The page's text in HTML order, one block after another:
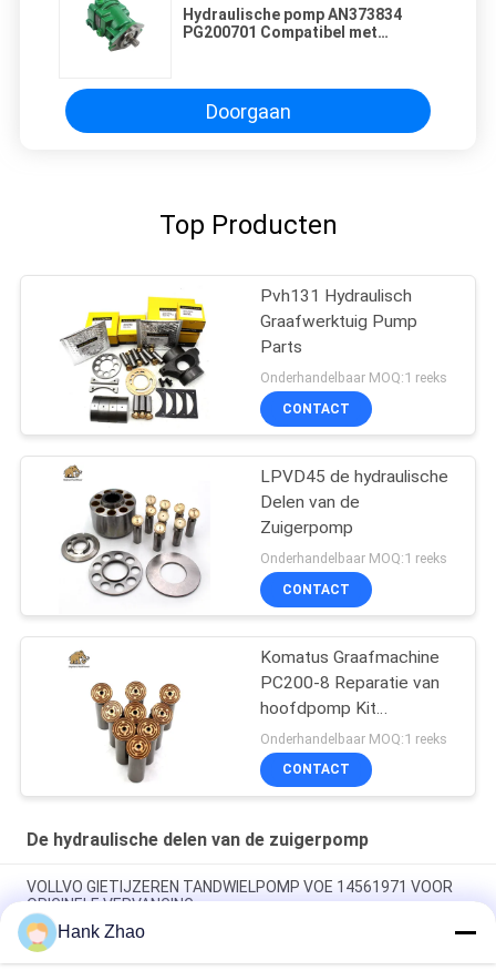
Hydraulische pomp AN373834
PG200701 Compatibel met
Doorgaan
Top Producten
Pvh131 Hydraulisch
Graafwerktuig Pump
Parts
Onderhandelbaar MOQ:1 reeks
CONTACT
LPVD45 de hydraulische
Delen van de
Zuigerpomp
Onderhandelbaar MOQ:1 reeks
CONTACT
Komatus Graafmachine
PC200-8 Reparatie van
hoofdpomp Kit
Hydraulische pomp
Onderdeel zuigerpomp
Onderhoud reparatie
Onderhandelbaar MOQ:1 reeks
CONTACT
De hydraulische delen van de zuigerpomp
VOLLVO GIETIJZEREN TANDWIELPOMP VOE 14561971 VOOR
ORIGINELE VERVANGING
VOLLVO GIETIJZEREN TANDWIELPOMP VOE 14537295 VOOR
Hank Zhao